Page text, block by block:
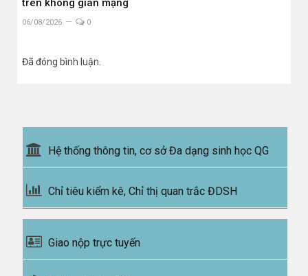
trên không gian mạng
06/08/2026 0
Đã đóng bình luận.
Hệ thống thông tin, cơ sở Đa dạng sinh học QG
Chỉ tiêu kiểm kê, Chỉ thị quan trắc ĐDSH
Giao nộp trực tuyến